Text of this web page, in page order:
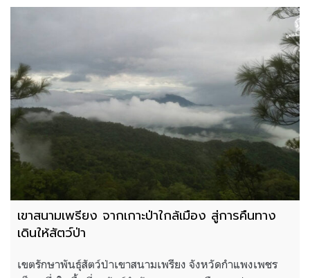
เขาสนามเพรียง จากเกาะป่าใกล้เมือง สู่การคืนทาง
เดินให้สัตว์ป่า
เขตรักษาพันธุ์สัตว์ป่าเขาสนามเพรียง จังหวัดกำแพงเพชร